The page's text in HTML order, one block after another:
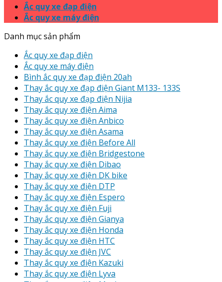
Ắc quy xe đạp điện
Ắc quy xe máy điện
Danh mục sản phẩm
Ắc quy xe đạp điện
Ắc quy xe máy điện
Bình ắc quy xe đạp điện 20ah
Thay ắc quy xe đạp điện Giant M133- 133S
Thay ắc quy xe đạp điện Nijia
Thay ắc quy xe điện Aima
Thay ắc quy xe điện Anbico
Thay ắc quy xe điện Asama
Thay ắc quy xe điện Before All
Thay ắc quy xe điện Bridgestone
Thay ắc quy xe điện Dibao
Thay ắc quy xe điện DK bike
Thay ắc quy xe điện DTP
Thay ắc quy xe điện Espero
Thay ắc quy xe điện Fuji
Thay ắc quy xe điện Gianya
Thay ắc quy xe điện Honda
Thay ắc quy xe điện HTC
Thay ắc quy xe điện JVC
Thay ắc quy xe điện Kazuki
Thay ắc quy xe điện Lyva